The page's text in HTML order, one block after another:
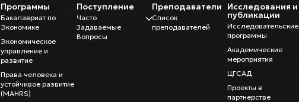
Программы
Бакалавриат по
Экономике
Экономическое
управление и
развитие
Права человека и
устойчивое развитие
(MAHRS)
Поступление
Часто
Задаваемые
Вопросы
Преподаватели
Список
преподавателей
Исследования и
публикации
Исследовательские
программы
Академические
мероприятия
ЦГСАД
Проекты в
партнерстве